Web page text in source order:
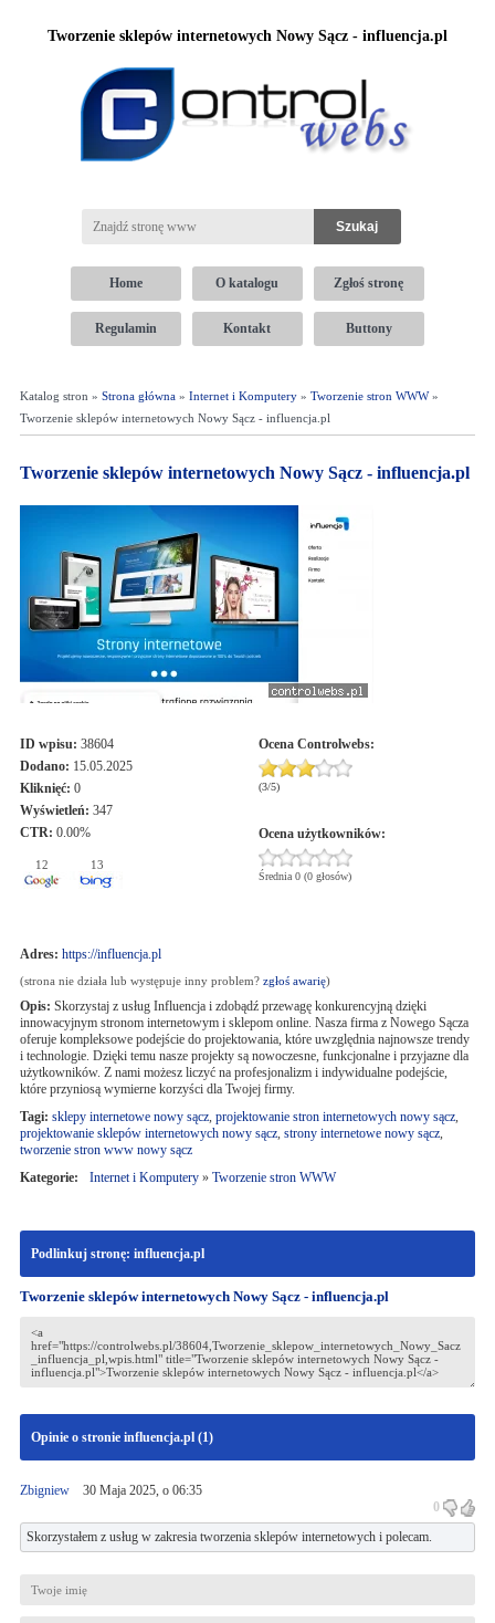
Tworzenie sklepów internetowych Nowy Sącz - influencja.pl
Home O katalogu Zgłoś stronę
Regulamin Kontakt Buttony
Katalog stron » Strona główna» Internet i Komputery» Tworzenie stron WWW»
Tworzenie sklepów internetowych Nowy Sącz - influencja.pl
Tworzenie sklepów internetowych Nowy Sącz - influencja.pl
ID wpisu: 38604
Dodano: 15.05.2025
Kliknięć: 0
Wyświetleń: 347
CTR: 0.00%
12 13
Ocena Controlwebs:
(3/5)
Ocena użytkowników:
Średnia 0 (0 głosów)
Adres: https://influencja.pl
(strona nie działa lub występuje inny problem? zgłoś awarię)
Opis: Skorzystaj z usług Influencja i zdobądź przewagę konkurencyjną dzięki
innowacyjnym stronom internetowym i sklepom online. Nasza firma z Nowego Sącza
oferuje kompleksowe podejście do projektowania, które uwzględnia najnowsze trendy
i technologie. Dzięki temu nasze projekty są nowoczesne, funkcjonalne i przyjazne dla
użytkowników. Z nami możesz liczyć na profesjonalizm i indywidualne podejście,
które przyniosą wymierne korzyści dla Twojej firmy.
Tagi: sklepy internetowe nowy sącz, projektowanie stron internetowych nowy sącz,
projektowanie sklepów internetowych nowy sącz, strony internetowe nowy sącz,
tworzenie stron www nowy sącz
Kategorie:
Internet i Komputery» Tworzenie stron WWW
Podlinkuj stronę: influencja.pl
Tworzenie sklepów internetowych Nowy Sącz - influencja.pl
Opinie o stronie influencja.pl (1)
Zbigniew30 Maja 2025, o 06:35
0
Skorzystałem z usług w zakresia tworzenia sklepów internetowych i polecam.